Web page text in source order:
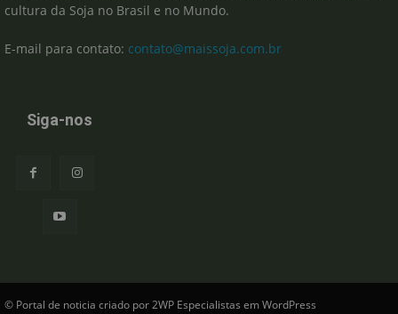
cultura da Soja no Brasil e no Mundo.
E-mail para contato: contato@maissoja.com.br
Siga-nos
© Portal de noticia criado por 2WP Especialistas em WordPress